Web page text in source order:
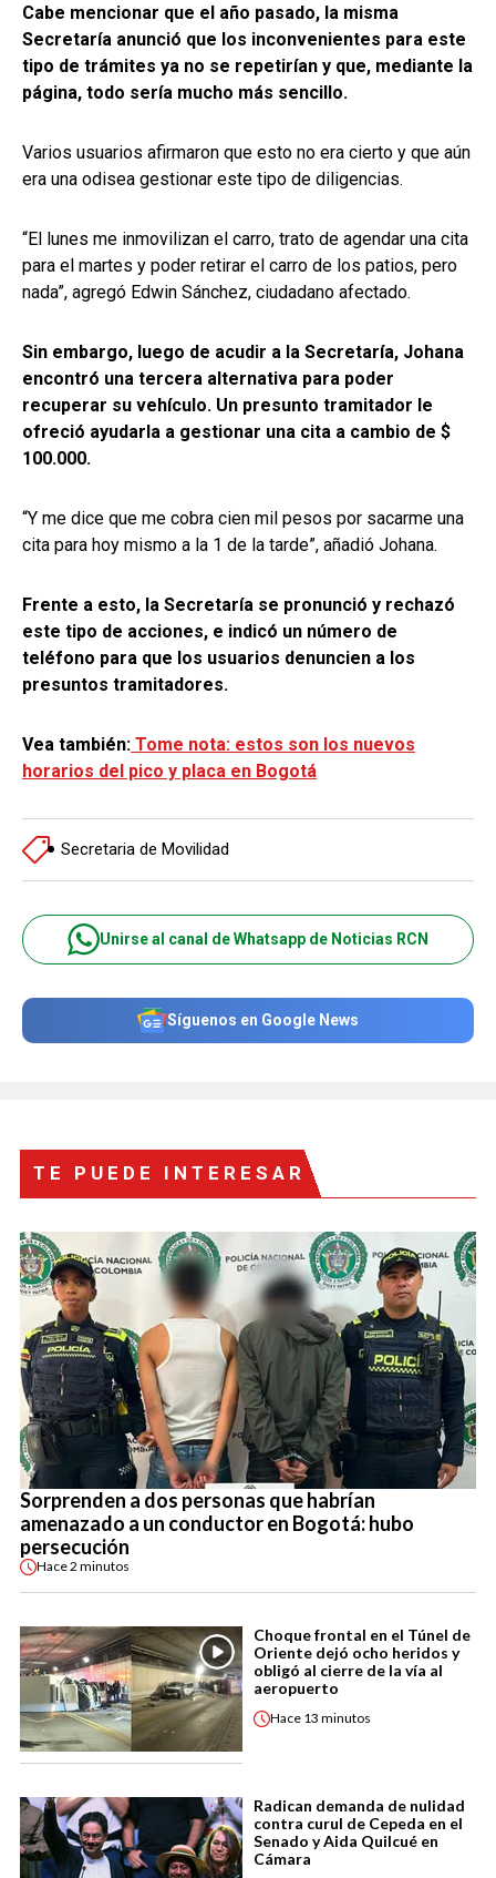
Cabe mencionar que el año pasado, la misma
Secretaría anunció que los inconvenientes para este
tipo de trámites ya no se repetirían y que, mediante la
página, todo sería mucho más sencillo.
Varios usuarios afirmaron que esto no era cierto y que aún
era una odisea gestionar este tipo de diligencias.
“El lunes me inmovilizan el carro, trato de agendar una cita
para el martes y poder retirar el carro de los patios, pero
nada”, agregó Edwin Sánchez, ciudadano afectado.
Sin embargo, luego de acudir a la Secretaría, Johana
encontró una tercera alternativa para poder
recuperar su vehículo. Un presunto tramitador le
ofreció ayudarla a gestionar una cita a cambio de $
100.000.
“Y me dice que me cobra cien mil pesos por sacarme una
cita para hoy mismo a la 1 de la tarde”, añadió Johana.
Frente a esto, la Secretaría se pronunció y rechazó
este tipo de acciones, e indicó un número de
teléfono para que los usuarios denuncien a los
presuntos tramitadores.
Vea también: Tome nota: estos son los nuevos
horarios del pico y placa en Bogotá
Secretaria de Movilidad
Unirse al canal de Whatsapp de Noticias RCN
Síguenos en Google News
TE PUEDE INTERESAR
Sorprenden a dos personas que habrían
amenazado a un conductor en Bogotá: hubo
persecución
Hace2 minutos
Choque frontal en el Túnel de
Oriente dejó ocho heridos y
obligó al cierre de la vía al
aeropuerto
Hace 13 minutos
Radican demanda de nulidad
contra curul de Cepeda en el
Senado y Aida Quilcué en
Cámara